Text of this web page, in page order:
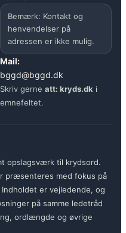
Bemærk: Kontakt og
henvendelser på
adressen er ikke mulig.
Mail:
bggd@bggd.dk
Skriv gerne att: kryds.dk i
emnefeltet.
opslagsværk til krydsord.
præsenteres med fokus på
er vejledende, og
på samme ledetråd
ordlængde og øvrige